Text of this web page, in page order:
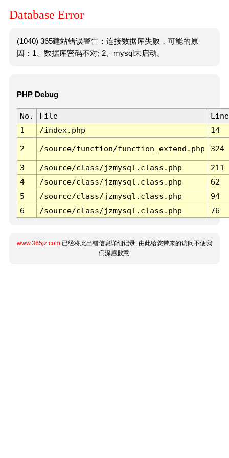
Database Error
(1040) 365建站错误警告：连接数据库失败，可能的原
因：1、数据库密码不对; 2、mysql未启动。
PHP Debug
No. File
Line
1
/index.php 14
2 /source/function/function_extend.php 324
3 /source/class/jzmysql.class.php
211
4
/source/class/jzmysql.class.php
62
5
/source/class/jzmysql.class.php
94
6
/source/class/jzmysql.class.php 76
www.365jz.com 已经将此出错信息详细记录, 由此给您带来的访问不便我
们深感歉意.